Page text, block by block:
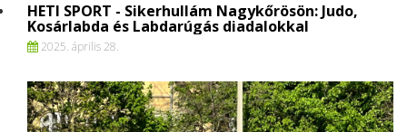
HETI SPORT - Sikerhullám Nagykőrösön: Judo,
Kosárlabda és Labdarúgás diadalokkal
2025. április 28.